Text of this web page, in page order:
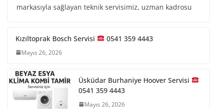
markasıyla sağlayan teknik servisimiz, uzman kadrosu
Kızıltoprak Bosch Servisi 0541 359 4443
Mayıs 26, 2026
Üsküdar Burhaniye Hoover Servisi
0541 359 4443
Mayıs 26, 2026